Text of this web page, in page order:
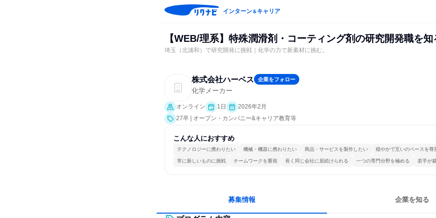
インターン＆キャリア
【WEB/理系】特殊潤滑剤・コーティング剤の研究開発職を知
埼玉（北浦和）で研究開発に挑戦｜化学の力で新素材に挑む。
株式会社ハーベス 企業をフォロー
化学メーカー
オンライン 1日
2026年2月
27卒 | オープン・カンパニー&キャリア教育等
こんな人におすすめ
テクノロジーに携わりたい 機械・機器に携わりたい 商品・サービスを製作したい 穏やかで互いのペースを尊
常に新しいものに挑戦 チームワークを重視 長く同じ会社に居続けられる 一つの専門分野を極める 若手が
募集情報 企業を知る